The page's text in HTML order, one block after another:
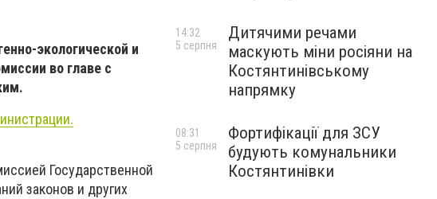
экологической и
во главе с
Государственной
законов и других
Дитячими речами
маскують міни росіяни на
Костянтинівському
напрямку
14:32
5 серпня
Фортифікації для ЗСУ
будують комунальники
Костянтинівки
08:31
5 серпня